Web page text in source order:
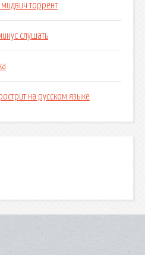
мидвич торрент
слушать
на русском языке